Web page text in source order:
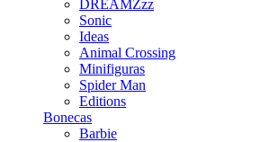
DREAMZzz
Sonic
Ideas
Animal Crossing
Minifiguras
Spider Man
Editions
Bonecas
Barbie